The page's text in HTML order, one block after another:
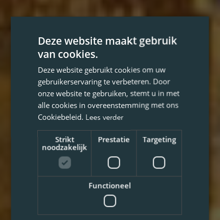
Deze website maakt gebruik
van cookies.
Deze website gebruikt cookies om uw
gebruikerservaring te verbeteren. Door
onze website te gebruiken, stemt u in met
alle cookies in overeenstemming met ons
Cookiebeleid. Lees verder
Strikt
noodzakelijk
Prestatie Targeting
Functioneel